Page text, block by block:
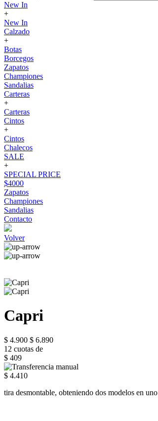
New In
+
New In
Calzado
+
Botas
Borcegos
Zapatos
Championes
Sandalias
Carteras
+
Carteras
Cintos
+
Cintos
Chalecos
SALE
+
SPECIAL PRICE
$4000
Zapatos
Championes
Sandalias
Contacto
Volver
Capri
$ 4.900 $ 6.890
12 cuotas de
$ 409
$ 4.410
tira desmontable, obteniendo dos modelos en uno